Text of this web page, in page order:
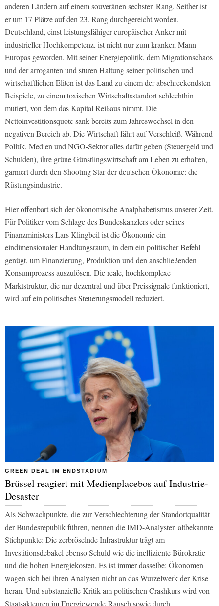
anderen Ländern auf einem souveränen sechsten Rang. Seither ist
er um 17 Plätze auf den 23. Rang durchgereicht worden.
Deutschland, einst leistungsfähiger europäischer Anker mit
industrieller Hochkompetenz, ist nicht nur zum kranken Mann
Europas geworden. Mit seiner Energiepolitik, dem Migrationschaos
und der arroganten und sturen Haltung seiner politischen und
wirtschaftlichen Eliten ist das Land zu einem der abschreckendsten
Beispiele, zu einem toxischen Wirtschaftsstandort schlechthin
mutiert, von dem das Kapital Reißaus nimmt. Die
Nettoinvestitionsquote sank bereits zum Jahreswechsel in den
negativen Bereich ab. Die Wirtschaft fährt auf Verschleiß. Während
Politik, Medien und NGO-Sektor alles dafür geben (Steuergeld und
Schulden), ihre grüne Günstlingswirtschaft am Leben zu erhalten,
garniert durch den Shooting Star der deutschen Ökonomie: die
Rüstungsindustrie.
Hier offenbart sich der ökonomische Analphabetismus unserer Zeit.
Für Politiker vom Schlage des Bundeskanzlers oder seines
Finanzministers Lars Klingbeil ist die Ökonomie ein
eindimensionaler Handlungsraum, in dem ein politischer Befehl
genügt, um Finanzierung, Produktion und den anschließenden
Konsumprozess auszulösen. Die reale, hochkomplexe
Marktstruktur, die nur dezentral und über Preissignale funktioniert,
wird auf ein politisches Steuerungsmodell reduziert.
GREEN DEAL IM ENDSTADIUM
Brüssel reagiert mit Medienplacebos auf Industrie-
Desaster
Als Schwachpunkte, die zur Verschlechterung der Standortqualität
der Bundesrepublik führen, nennen die IMD-Analysten altbekannte
Stichpunkte: Die zerbröselnde Infrastruktur trägt am
Investitionsdebakel ebenso Schuld wie die ineffiziente Bürokratie
und die hohen Energiekosten. Es ist immer dasselbe: Ökonomen
wagen sich bei ihren Analysen nicht an das Wurzelwerk der Krise
heran. Und substanzielle Kritik am politischen Crashkurs wird von
Staatsakteuren im Energiewende-Rausch sowie durch